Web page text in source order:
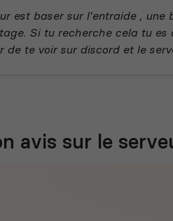
est baser sur l'entraide , une
Si tu recherche cela tu es
de te voir sur discord et le
avis sur le